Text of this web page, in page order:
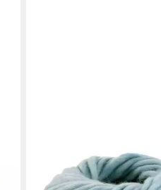
CONFETTI UNI Häkelwolle,
(fingerdickes Merino-